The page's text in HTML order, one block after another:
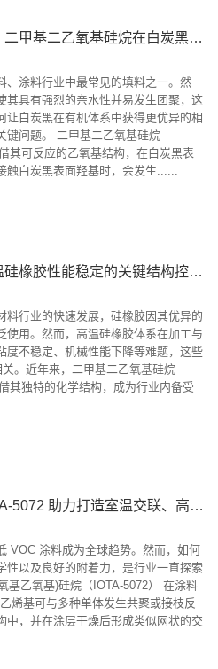
从粉体到高性能复合材料：二甲基二乙氧基硅烷在白炭黑处理中的作用解析
、涂料行业中最常见的填料之一。然
其具有强烈的亲水性并易发生团聚，这
让白炭黑在有机体系中获得更优异的相
键问题。 二甲基二乙氧基硅烷
其可反应的乙氧基结构，在白炭黑表
触白炭黑表面羟基时，会发生......
二甲基二乙氧基硅烷：高温硅橡胶性能稳定的关键结构控制剂
料行业的快速发展，硅橡胶因其优异的
使用。然而，高温硅橡胶体系在加工与
度不稳定、机械性能下降等难题，这些
。近年来，二甲基二乙氧基硅烷
其独特的化学结构，成为行业内备受
水性涂料迎来新可能：IOTA-5072 助力打造室温交联、高耐候性涂层
VOC 涂料成为全球趋势。然而，如何
性以及良好的附着力，是行业一直探索
基乙氧基)硅烷（IOTA-5072） 在涂料
烯基可与多种单体发生共聚或接枝反
中，并在涂层干燥后形成类似网状的交